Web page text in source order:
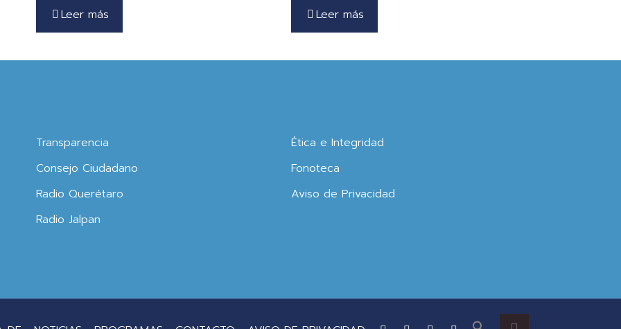
Leer más Leer más
Transparencia
Consejo Ciudadano
Radio Querétaro
Radio Jalpan
Ética e Integridad
Fonoteca
Aviso de Privacidad